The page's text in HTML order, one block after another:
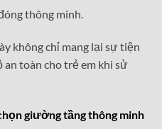
thông minh.
không chỉ mang lại sự tiện
toàn cho trẻ em khi sử
giường tầng thông minh